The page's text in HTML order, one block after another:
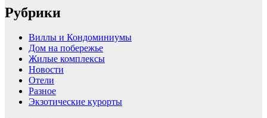
Рубрики
Виллы и Кондоминиумы
Дом на побережье
Жилые комплексы
Новости
Отели
Разное
Экзотические курорты